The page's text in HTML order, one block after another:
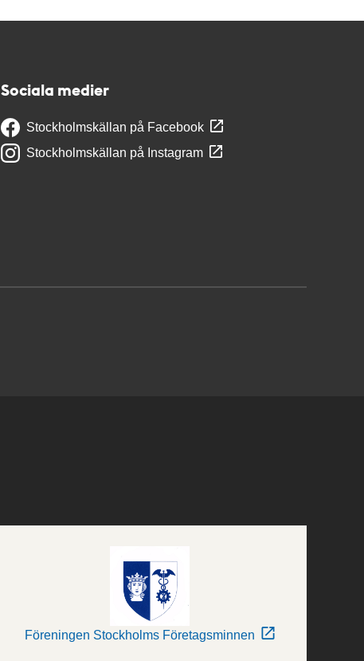
Sociala medier
Stockholmskällan på Facebook
Stockholmskällan på Instagram
Föreningen Stockholms Företagsminnen